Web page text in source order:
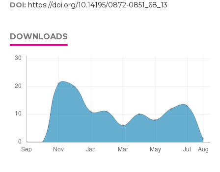
DOI: https://doi.org/10.14195/0872-0851_68_13
DOWNLOADS